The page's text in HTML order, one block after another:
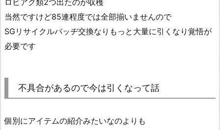
ロビアク類2つ出たのが収穫
当然ですけど85連程度では全部揃いませんので
SGリサイクルバッヂ交換なりもっと大量に引くなり覚悟が
必要です
不具合があるので今は引くなって話
個別にアイテムの紹介みたいなのよりも